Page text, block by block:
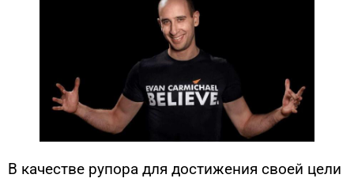
В качестве рупора для достижения своей цели